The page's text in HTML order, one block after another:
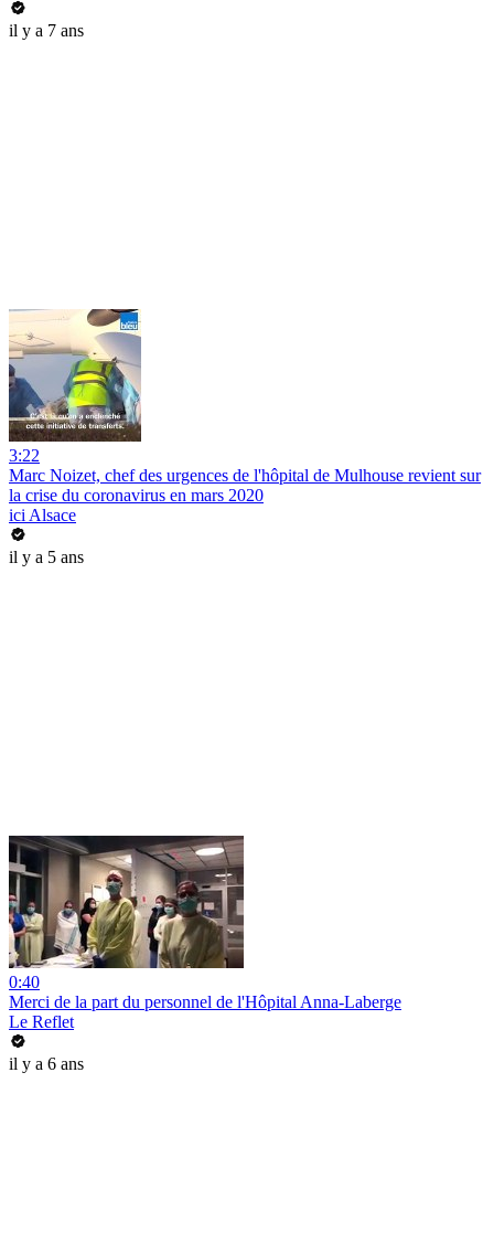
il y a 7 ans
3:22
Marc Noizet, chef des urgences de l'hôpital de Mulhouse revient sur
la crise du coronavirus en mars 2020
ici Alsace
il y a 5 ans
0:40
Merci de la part du personnel de l'Hôpital Anna-Laberge
Le Reflet
il y a 6 ans